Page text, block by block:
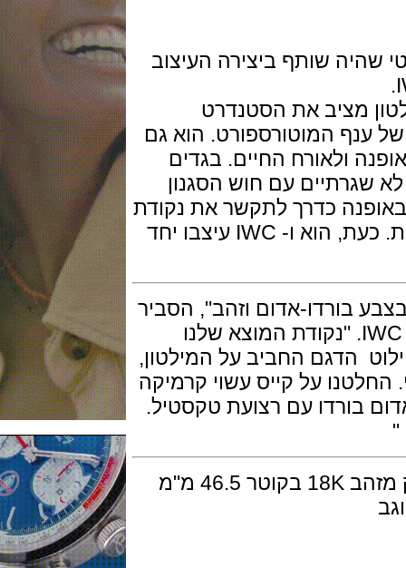
שותף ביצירה העיצוב
מציב את הסטנדרט
המוטורספורט. הוא גם
החיים. בגדים
עם חוש הסגנון
כדרך לתקשר את נקודת
מבטו המובהקת על התרבות הגלובלית. כעת, הוא ו- IWC עיצבו יחד
בורדו-אדום וזהב", הסביר
כריסטיאן קנופ המעצב הראשי של ה- IWC. "נקודת המוצא שלנו
הדגם החביב על המילטון,
על קייס עשוי קרמיקה
עם רצועת טקסטיל.
גוף השעון בנוי חומר קרמי עם קייסבק מזהב 18K בקוטר 46.5 מ"מ